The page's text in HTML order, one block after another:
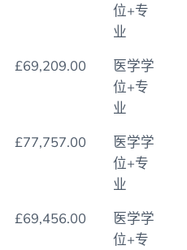
位+专
业
£69,209.00
医学学
位+专
业
£77,757.00
医学学
位+专
业
£69,456.00
医学学
位+专